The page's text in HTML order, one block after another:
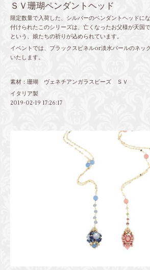
ＳＶ珊瑚ペンダントヘッド
限定数量で入荷した、シルバーのペンダントヘッドに
付けられたこのシリーズは、亡くなったお父様が天国
という、娘たちの祈りが込められています。
イベントでは、ブラックスピネルor淡水パールのネッ
いたします。
素材：珊瑚 ヴェネチアンガラスビーズ ＳＶ
イタリア製
2019-02-19 17:26:17